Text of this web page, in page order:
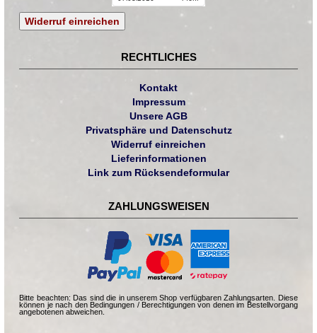
Widerruf einreichen
RECHTLICHES
Kontakt
Impressum
Unsere AGB
Privatsphäre und Datenschutz
Widerruf einreichen
Lieferinformationen
Link zum Rücksendeformular
ZAHLUNGSWEISEN
Bitte beachten: Das sind die in unserem Shop verfügbaren Zahlungsarten. Diese
können je nach den Bedingungen / Berechtigungen von denen im Bestellvorgang
angebotenen abweichen.